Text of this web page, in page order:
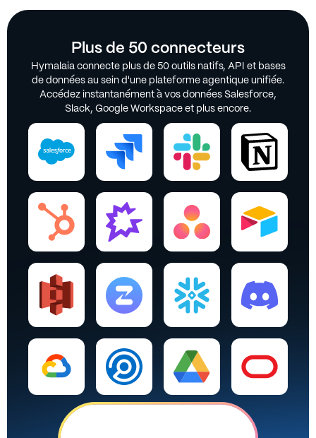
Plus de 50 connecteurs
Hymalaia connecte plus de 50 outils natifs, API et bases
de données au sein d'une plateforme agentique unifiée.
Accédez instantanément à vos données Salesforce,
Slack, Google Workspace et plus encore.